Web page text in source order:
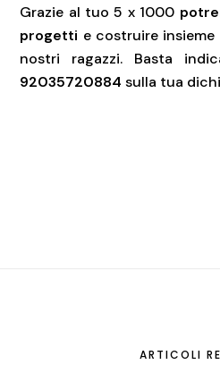
Grazie al tuo 5 x 1000
progetti e costruire
nostri ragazzi. Basta
92035720884 sulla tua
ARTICOLI